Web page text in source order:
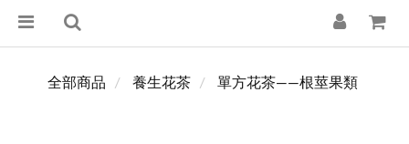
全部商品 養生花茶 單方花茶——根莖果類